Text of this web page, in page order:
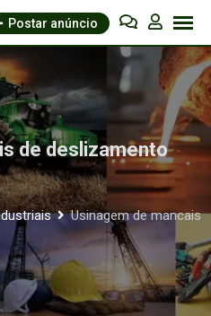
Postar anúncio
de deslizamento
Usinagem de mancais